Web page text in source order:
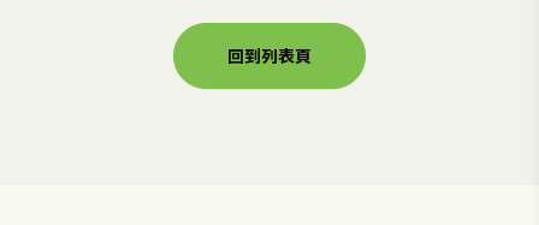
回到列表頁